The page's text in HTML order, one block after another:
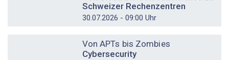
Schweizer Rechenzentren
30.07.2026 - 09:00 Uhr
Von APTs bis Zombies
Cybersecurity